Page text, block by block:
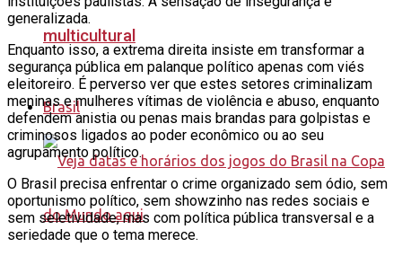
multicultural
Brasil
generalizada.
Enquanto isso, a extrema direita insiste em transformar a
segurança pública em palanque político apenas com viés
eleitoreiro. É perverso ver que estes setores criminalizam
meninas e mulheres vítimas de violência e abuso, enquanto
defendem anistia ou penas mais brandas para golpistas e
criminosos ligados ao poder econômico ou ao seu
agrupamento político.
O Brasil precisa enfrentar o crime organizado sem ódio, sem
oportunismo político, sem showzinho nas redes sociais e
sem seletividade, mas com política pública transversal e a
seriedade que o tema merece.